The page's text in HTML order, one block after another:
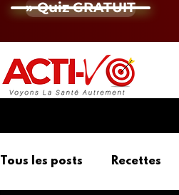
» Quiz GRATUIT
Tous les posts Recettes